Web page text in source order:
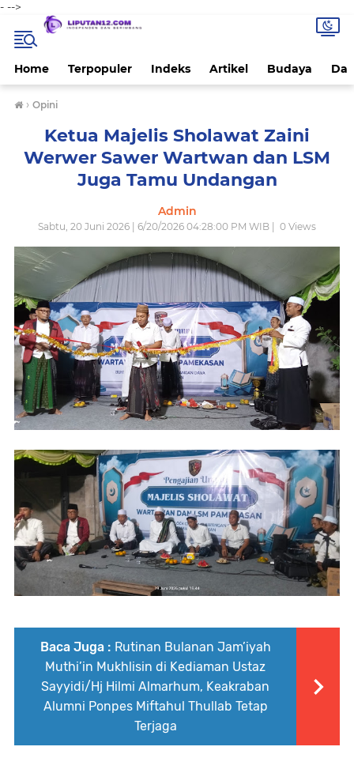
- -->
Home Terpopuler Indeks Artikel Budaya
› Opini
Ketua Majelis Sholawat Zaini
Werwer Sawer Wartwan dan LSM
Juga Tamu Undangan
Admin
Sabtu, 20 Juni 2026 | 6/20/2026 04:28:00 PM WIB | 0 Views
Baca Juga : Rutinan Bulanan Jam’iyah
Muthi’in Mukhlisin di Kediaman Ustaz
Sayyidi/Hj Hilmi Almarhum, Keakraban
Alumni Ponpes Miftahul Thullab Tetap
Terjaga